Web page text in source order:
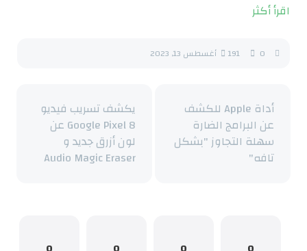
اقرأ أكثر
191 0 أغسطس 13, 2023
يكشف تسريب فيديو
Google Pixel 8 عن
لون أزرق جديد و
Audio Magic Eraser
أداة Apple للكشف
عن البرامج الضارة
سهلة التجاوز "بشكل
تافه"